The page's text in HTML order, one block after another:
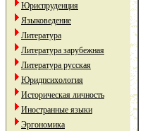
Юриспруденция
Языковедение
Литература
Литература зарубежная
Литература русская
Юридпсихология
Историческая личность
Иностранные языки
Эргономика